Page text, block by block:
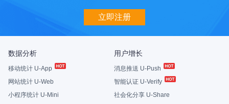
立即注册
数据分析
移动统计 U-App
网站统计 U-Web
小程序统计 U-Mini
用户增长
消息推送 U-Push
智能认证 U-Verify
社会化分享 U-Share